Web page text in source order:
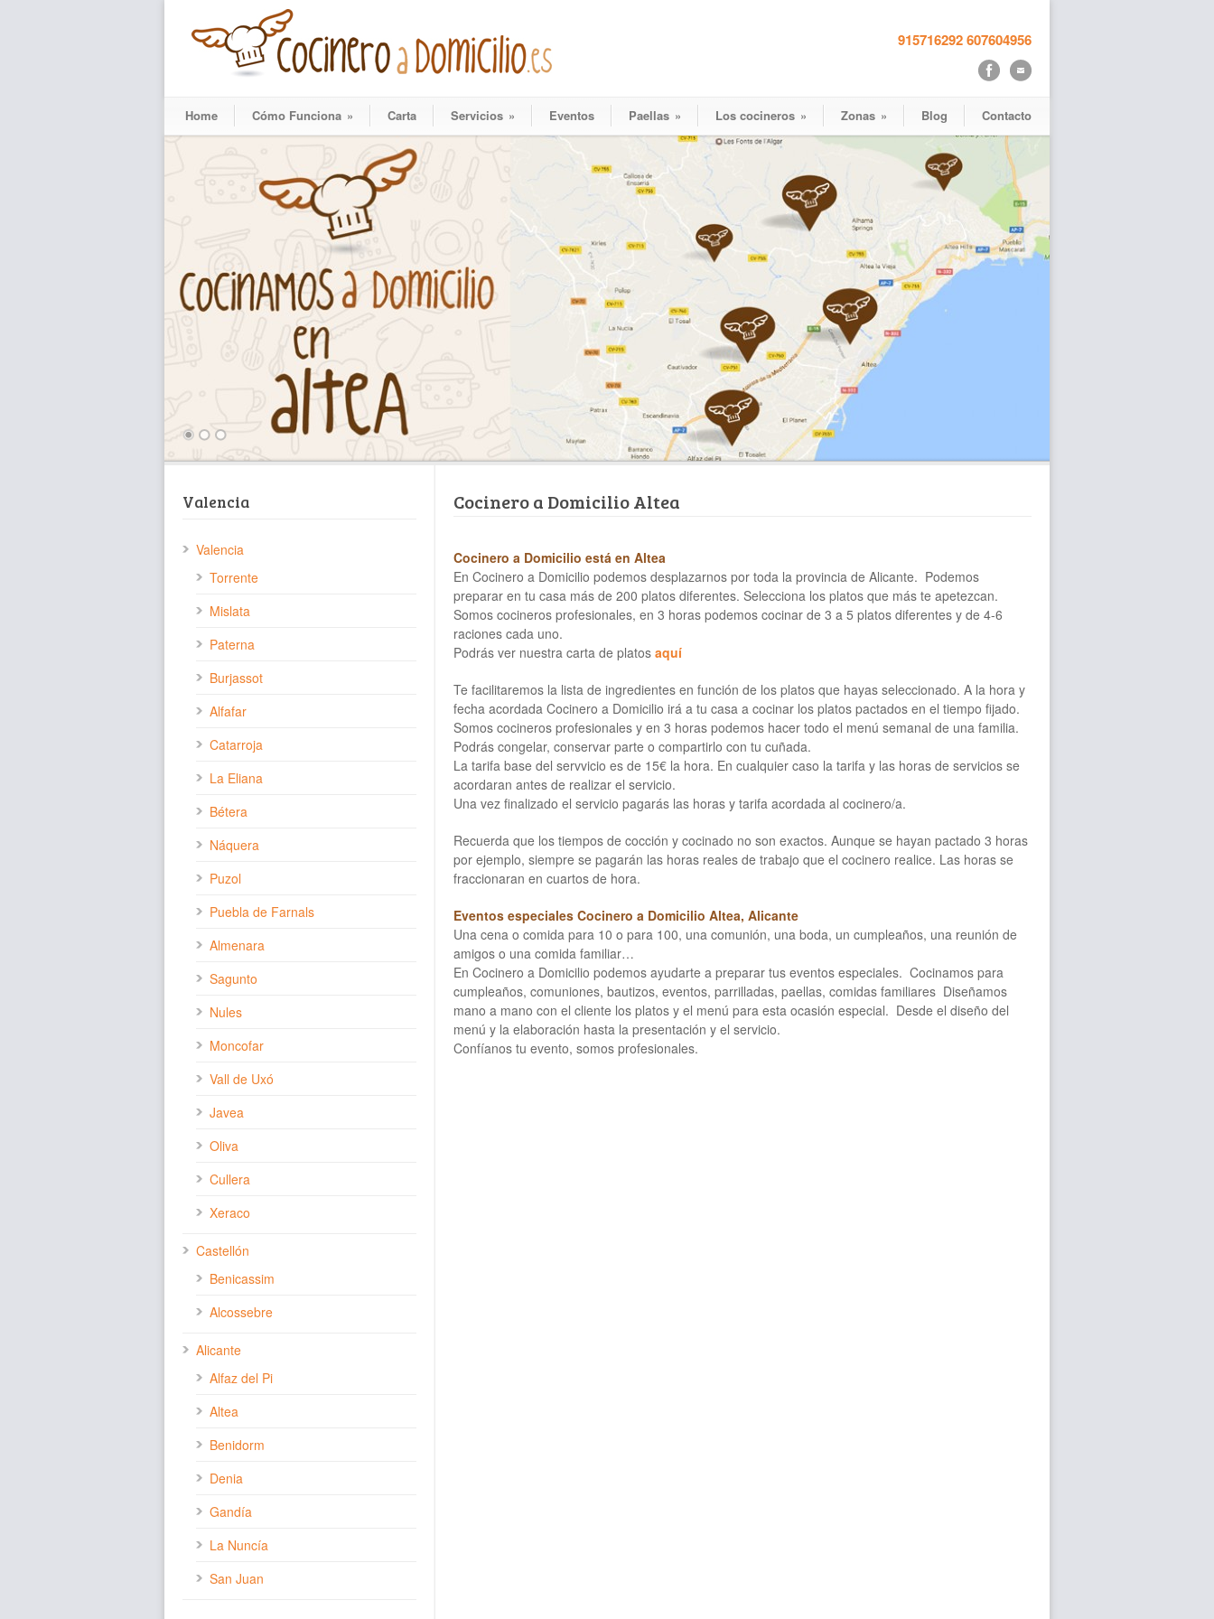
915716292607604956
Home Cómo Funciona » Carta Servicios » Eventos Paellas » Los cocineros » Zonas » Blog Contacto
Cocinero a Domicilio Altea
Cocinero a Domicilio está en Altea
En Cocinero a Domicilio podemos desplazarnos por toda la provincia de Alicante. Podemos
preparar en tu casa más de 200 platos diferentes. Selecciona los platos que más te apetezcan.
Somos cocineros profesionales, en 3 horas podemos cocinar de 3 a 5 platos diferentes y de 4-6
raciones cada uno.
Podrás ver nuestra carta de platos aquí
Te facilitaremos la lista de ingredientes en función de los platos que hayas seleccionado. A la hora y
fecha acordada Cocinero a Domicilio irá a tu casa a cocinar los platos pactados en el tiempo fijado.
Somos cocineros profesionales y en 3 horas podemos hacer todo el menú semanal de una familia.
Podrás congelar, conservar parte o compartirlo con tu cuñada.
La tarifa base del servvicio es de 15€ la hora. En cualquier caso la tarifa y las horas de servicios se
acordaran antes de realizar el servicio.
Una vez finalizado el servicio pagarás las horas y tarifa acordada al cocinero/a.
Recuerda que los tiempos de cocción y cocinado no son exactos. Aunque se hayan pactado 3 horas
por ejemplo, siempre se pagarán las horas reales de trabajo que el cocinero realice. Las horas se
fraccionaran en cuartos de hora.
Eventos especiales Cocinero a Domicilio Altea, Alicante
Una cena o comida para 10 o para 100, una comunión, una boda, un cumpleaños, una reunión de
amigos o una comida familiar…
En Cocinero a Domicilio podemos ayudarte a preparar tus eventos especiales. Cocinamos para
cumpleaños, comuniones, bautizos, eventos, parrilladas, paellas, comidas familiares Diseñamos
mano a mano con el cliente los platos y el menú para esta ocasión especial. Desde el diseño del
menú y la elaboración hasta la presentación y el servicio.
Confíanos tu evento, somos profesionales.
Valencia
Valencia
Torrente
Mislata
Paterna
Burjassot
Alfafar
Catarroja
La Eliana
Bétera
Náquera
Puzol
Puebla de Farnals
Almenara
Sagunto
Nules
Moncofar
Vall de Uxó
Javea
Oliva
Cullera
Xeraco
Castellón
Benicassim
Alcossebre
Alicante
Alfaz del Pi
Altea
Benidorm
Denia
Gandía
La Nuncía
San Juan